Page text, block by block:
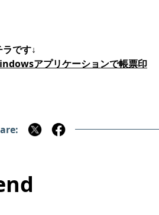
です↓
アプリケーションで帳票印